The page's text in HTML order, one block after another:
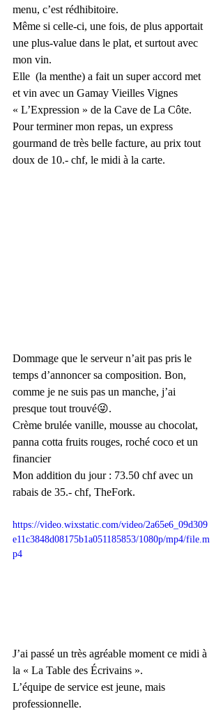
menu, c’est rédhibitoire.
Même si celle-ci, une fois, de plus apportait
une plus-value dans le plat, et surtout avec
mon vin.
Elle  (la menthe) a fait un super accord met
et vin avec un Gamay Vieilles Vignes
« L’Expression » de la Cave de La Côte.
Pour terminer mon repas, un express
gourmand de très belle facture, au prix tout
doux de 10.- chf, le midi à la carte.
Dommage que le serveur n’ait pas pris le
temps d’annoncer sa composition. Bon,
comme je ne suis pas un manche, j’ai
presque tout trouvé😜.
Crème brulée vanille, mousse au chocolat,
panna cotta fruits rouges, roché coco et un
financier
Mon addition du jour : 73.50 chf avec un
rabais de 35.- chf, TheFork.
https://video.wixstatic.com/video/2a65e6_09d309
e11c3848d08175b1a051185853/1080p/mp4/file.m
p4
J’ai passé un très agréable moment ce midi à
la « La Table des Écrivains ».
L’équipe de service est jeune, mais
professionnelle.